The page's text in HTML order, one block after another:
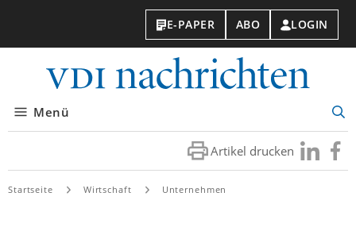
E-PAPER ABO LOGIN
Menü
Artikel drucken Besuchen
Sie
Sie
Startseite Wirtschaft Unternehmen